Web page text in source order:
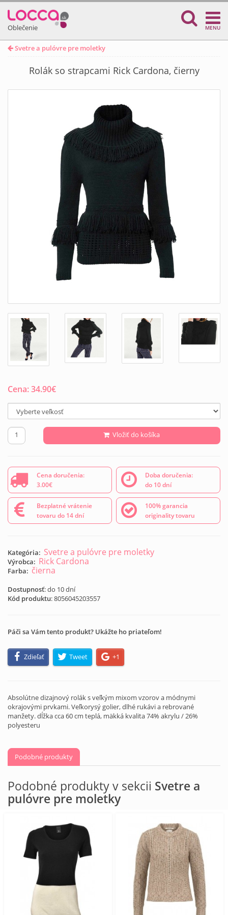
Oblečenie MENU
Svetre a pulóvre pre moletky
Rolák so strapcami Rick Cardona, čierny
Cena:34.90€
Vložiť do košíka
Cena doručenia:
3.00€
Doba doručenia:
do 10 dní
Bezplatné vrátenie
tovaru do 14 dní
100% garancia
originality tovaru
Kategória: Svetre a pulóvre pre moletky
Výrobca: Rick Cardona
Farba: čierna
Dostupnosť: do 10 dní
Kód produktu:8056045203557
Páči sa Vám tento produkt? Ukážte ho priateľom!
Zdieľať Tweet +1
Absolútne dizajnový rolák s veľkým mixom vzorov a módnymi
okrajovými prvkami. Veľkorysý golier, dlhé rukávi a rebrované
manžety. dĺžka cca 60 cm teplá, mäkká kvalita 74% akrylu / 26%
polyesteru
Podobné produkty
Podobné produkty v sekcii Svetre a
pulóvre pre moletky